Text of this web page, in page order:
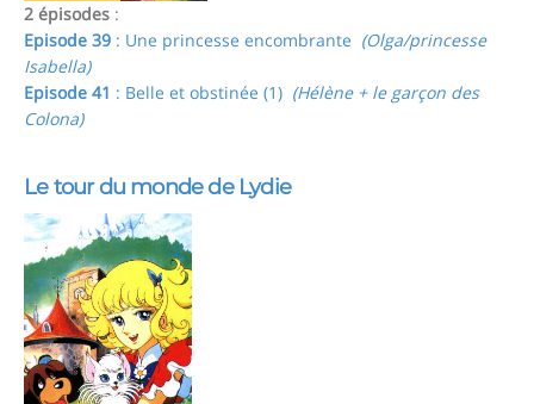
2 épisodes :
Episode 39 : Une princesse encombrante (Olga/princesse
Isabella)
Episode 41 : Belle et obstinée (1) (Hélène + le garçon des
Colona)
Le tour du monde de Lydie